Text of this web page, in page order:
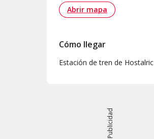
Abrir mapa
Cómo llegar
Estación de tren de Hostalric
Publicidad